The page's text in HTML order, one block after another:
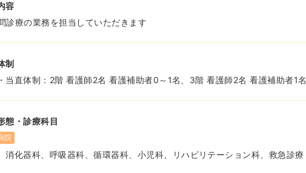
容
診療の業務を担当していただきます
制
当直体制：2階 看護師2名 看護補助者0～1名、3階 看護師2名 看護補助者1名
態・診療科目
院
消化器科、呼吸器科、循環器科、小児科、リハビリテーション科、救急診療